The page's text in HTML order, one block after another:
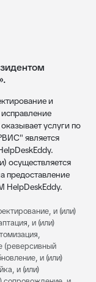
и
услуги по
является
осуществляется
предоставление
HelpDeskEddy.
и (или)
и (или)
(реверсивный
и (или)
и (или)